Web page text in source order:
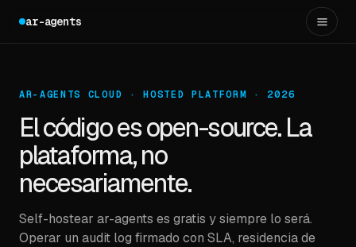
ar-agents
AR-AGENTS CLOUD · HOSTED PLATFORM · 2026
El código es open-source. La
plataforma, no
necesariamente.
Self-hostear ar-agents es gratis y siempre lo será.
Operar un audit log firmado con SLA, residencia de